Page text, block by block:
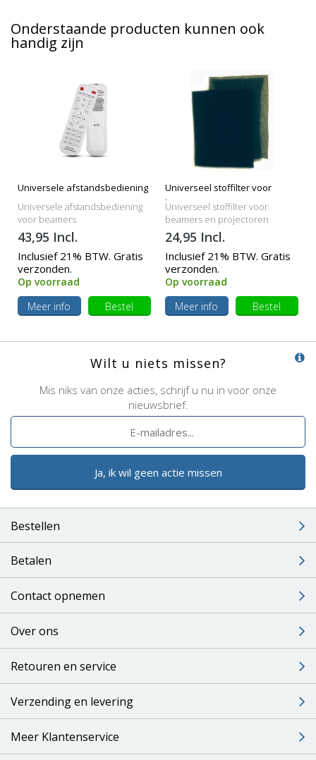
Onderstaande producten kunnen ook
handig zijn
Universele afstandsbediening
Universele afstandsbediening
voor beamers
43,95 Incl.
Inclusief 21% BTW. Gratis
verzonden.
Op voorraad
Meer info
Bestel
Universeel stoffilter voor
beamers
Universeel stoffilter voor
beamers en projectoren
24,95 Incl.
Inclusief 21% BTW. Gratis
verzonden.
Op voorraad
Meer info
Bestel
Wilt u niets missen?
Mis niks van onze acties, schrijf u nu in voor onze
nieuwsbrief.
Ja, ik wil geen actie missen
Bestellen
Betalen
Contact opnemen
Over ons
Retouren en service
Verzending en levering
Meer Klantenservice